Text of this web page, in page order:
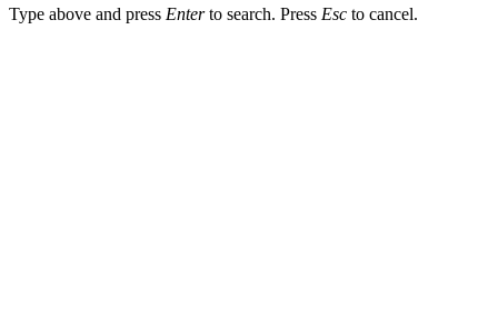
Type above and press Enterto search. Press Esc to cancel.